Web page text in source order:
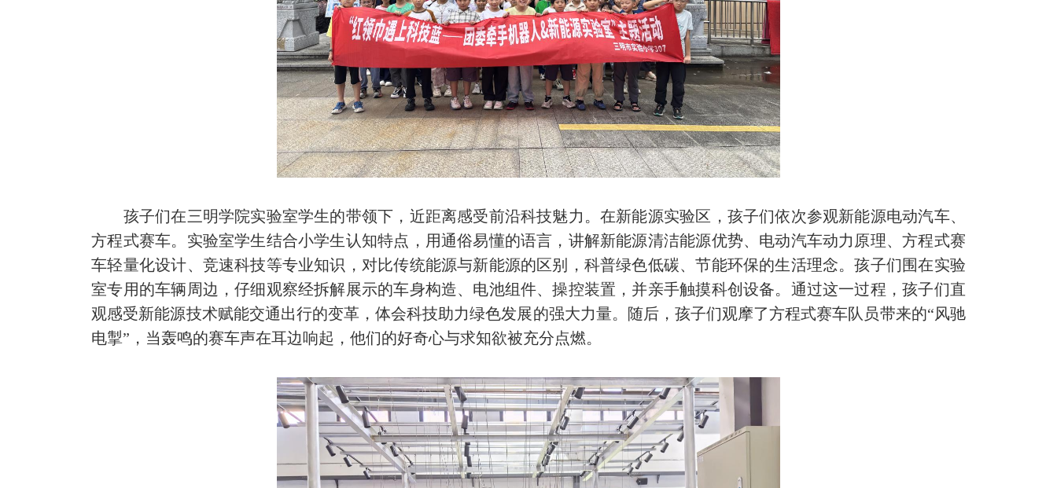
孩子们在三明学院实验室学生的带领下，近距离感受前沿科技魅力。在新能源实验区，孩子们依次参观新能源电动汽车、
方程式赛车。实验室学生结合小学生认知特点，用通俗易懂的语言，讲解新能源清洁能源优势、电动汽车动力原理、方程式赛
车轻量化设计、竞速科技等专业知识，对比传统能源与新能源的区别，科普绿色低碳、节能环保的生活理念。孩子们围在实验
室专用的车辆周边，仔细观察经拆解展示的车身构造、电池组件、操控装置，并亲手触摸科创设备。通过这一过程，孩子们直
观感受新能源技术赋能交通出行的变革，体会科技助力绿色发展的强大力量。随后，孩子们观摩了方程式赛车队员带来的“风驰
电掣”，当轰鸣的赛车声在耳边响起，他们的好奇心与求知欲被充分点燃。